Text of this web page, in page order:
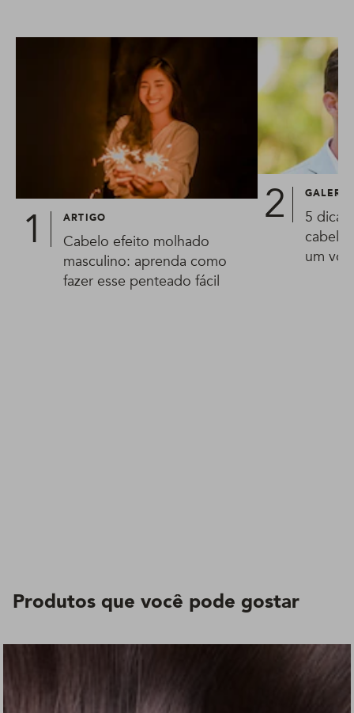
ARTIGO
Cabelo efeito molhado
masculino: aprenda como
fazer esse penteado fácil
GALERIA
5
cabelo
um
Produtos que você pode gostar